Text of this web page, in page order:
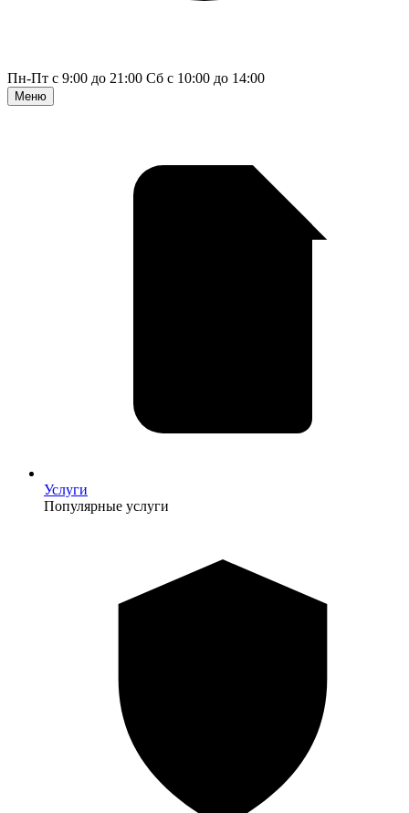
Пн-Пт с 9:00 до 21:00 Сб с 10:00 до 14:00
Меню
Услуги
Популярные услуги